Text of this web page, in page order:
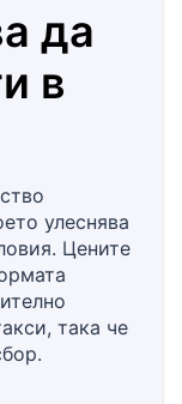
да
в
улеснява
Цените
така че